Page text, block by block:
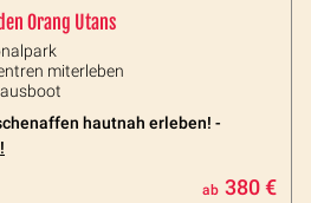
Orang Utans
miterleben
hautnah erleben! -
ab 380 €